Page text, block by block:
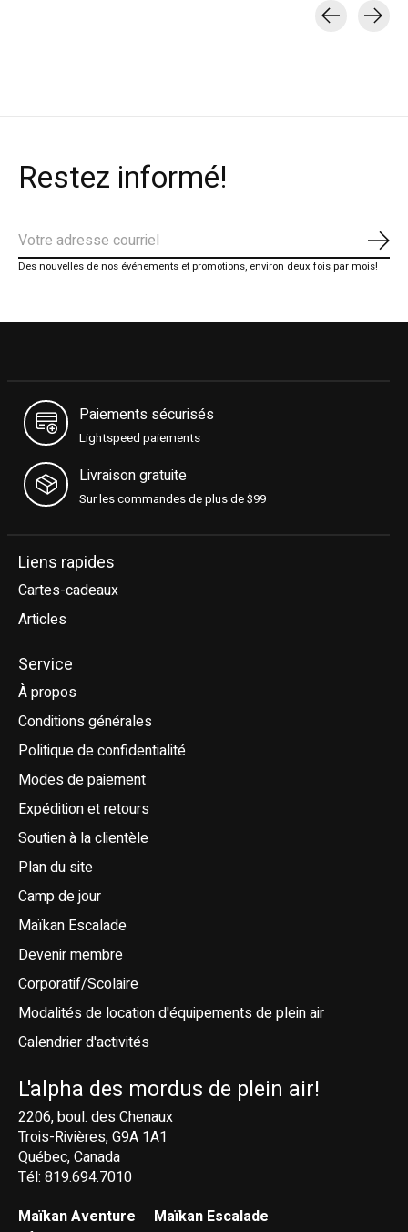
Restez informé!
Des nouvelles de nos événements et promotions, environ deux fois par mois!
Paiements sécurisés
Lightspeed paiements
Livraison gratuite
Sur les commandes de plus de $99
Liens rapides
Cartes-cadeaux
Articles
Service
À propos
Conditions générales
Politique de confidentialité
Modes de paiement
Expédition et retours
Soutien à la clientèle
Plan du site
Camp de jour
Maïkan Escalade
Devenir membre
Corporatif/Scolaire
Modalités de location d'équipements de plein air
Calendrier d'activités
L'alpha des mordus de plein air!
2206, boul. des Chenaux
Trois-Rivières, G9A 1A1
Québec, Canada
Tél: 819.694.7010
Maïkan Aventure
Maïkan Escalade